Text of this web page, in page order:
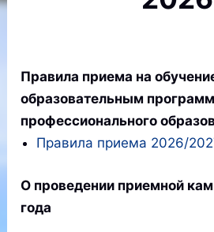
Правила приема на
образовательным
профессионального
Правила приема 2026/
О проведении приемной
года